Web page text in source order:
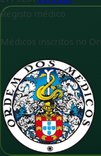
Registo médico
Médicos inscritos no